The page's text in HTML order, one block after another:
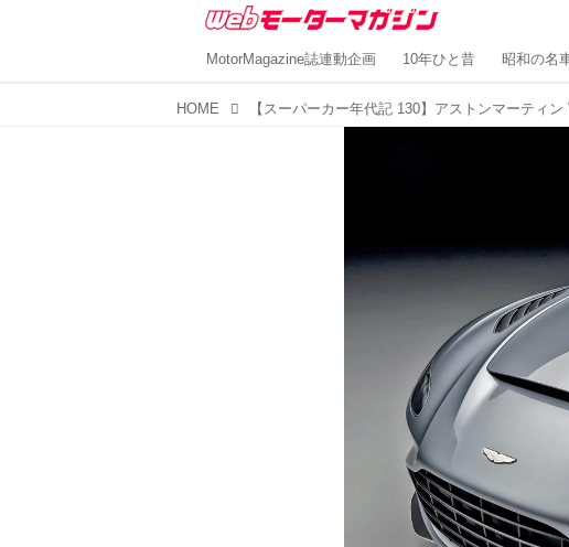
MotorMagazine誌連動企画 10年ひと昔 昭和の名
HOME